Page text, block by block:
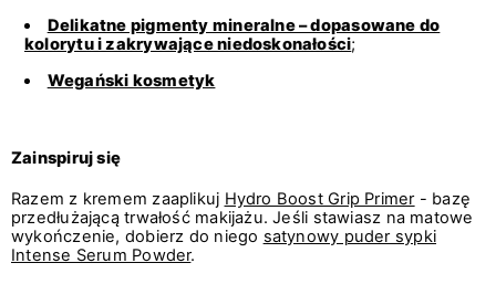
Delikatne pigmenty mineralne – dopasowane do
kolorytu i zakrywające niedoskonałości;
Wegański kosmetyk
Zainspiruj się
Razem z kremem zaaplikuj Hydro Boost Grip Primer- bazę
przedłużającą trwałość makijażu. Jeśli stawiasz na matowe
wykończenie, dobierz do niego satynowy puder sypki
Intense Serum Powder.